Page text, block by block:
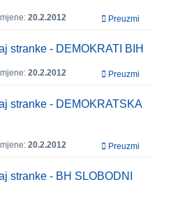
20.2.2012 Preuzmi
stranke - DEMOKRATI BIH
20.2.2012 Preuzmi
stranke - DEMOKRATSKA
20.2.2012 Preuzmi
stranke - BH SLOBODNI